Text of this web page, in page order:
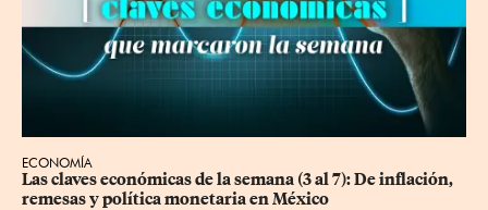
ECONOMÍA
Las claves económicas de la semana (3 al 7): De inflación,
remesas y política monetaria en México